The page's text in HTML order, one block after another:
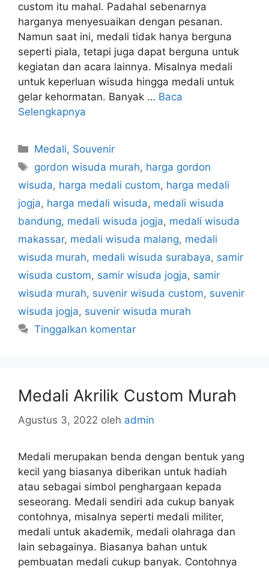
custom itu mahal. Padahal sebenarnya
harganya menyesuaikan dengan pesanan.
Namun saat ini, medali tidak hanya berguna
seperti piala, tetapi juga dapat berguna untuk
kegiatan dan acara lainnya. Misalnya medali
untuk keperluan wisuda hingga medali untuk
gelar kehormatan. Banyak … Baca
Selengkapnya
Kategori
Medali, Souvenir
Tag
gordon wisuda murah, harga gordon
wisuda, harga medali custom, harga medali
jogja, harga medali wisuda, medali wisuda
bandung, medali wisuda jogja, medali wisuda
makassar, medali wisuda malang, medali
wisuda murah, medali wisuda surabaya, samir
wisuda custom, samir wisuda jogja, samir
wisuda murah, suvenir wisuda custom, suvenir
wisuda jogja, suvenir wisuda murah
Tinggalkan komentar
Medali Akrilik Custom Murah
Agustus 3, 2022 oleh admin
Medali merupakan benda dengan bentuk yang
kecil yang biasanya diberikan untuk hadiah
atau sebagai simbol penghargaan kepada
seseorang. Medali sendiri ada cukup banyak
contohnya, misalnya seperti medali militer,
medali untuk akademik, medali olahraga dan
lain sebagainya. Biasanya bahan untuk
pembuatan medali cukup banyak. Contohnya